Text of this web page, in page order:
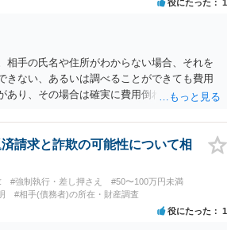
役にたった 1
相手の氏名や住所がわからない場合、それを
きない、あるいは調べることができても費用
あり、その場合は確実に費用倒れになりそう
請求と詐欺の可能性について相
#強制執行・差し押さえ
#50〜100万円未満
#相手(債務者)の所在・財産調査
役にたった 1